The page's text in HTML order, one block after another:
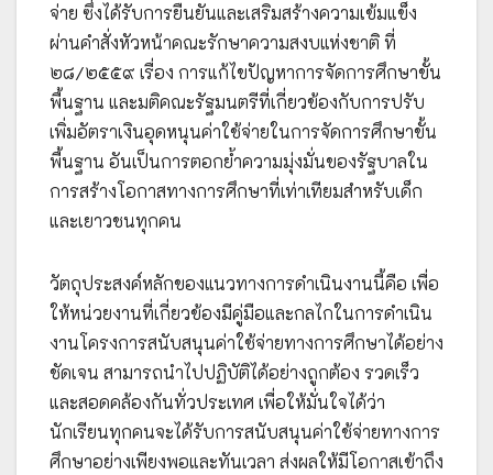
จ่าย ซึ่งได้รับการยืนยันและเสริมสร้างความเข้มแข็ง
ผ่านคำสั่งหัวหน้าคณะรักษาความสงบแห่งชาติ ที่
๒๘/๒๕๕๙ เรื่อง การแก้ไขปัญหาการจัดการศึกษาขั้น
พื้นฐาน และมติคณะรัฐมนตรีที่เกี่ยวข้องกับการปรับ
เพิ่มอัตราเงินอุดหนุนค่าใช้จ่ายในการจัดการศึกษาขั้น
พื้นฐาน อันเป็นการตอกย้ำความมุ่งมั่นของรัฐบาลใน
การสร้างโอกาสทางการศึกษาที่เท่าเทียมสำหรับเด็ก
และเยาวชนทุกคน
วัตถุประสงค์หลักของแนวทางการดำเนินงานนี้คือ เพื่อ
ให้หน่วยงานที่เกี่ยวข้องมีคู่มือและกลไกในการดำเนิน
งานโครงการสนับสนุนค่าใช้จ่ายทางการศึกษาได้อย่าง
ชัดเจน สามารถนำไปปฏิบัติได้อย่างถูกต้อง รวดเร็ว
และสอดคล้องกันทั่วประเทศ เพื่อให้มั่นใจได้ว่า
นักเรียนทุกคนจะได้รับการสนับสนุนค่าใช้จ่ายทางการ
ศึกษาอย่างเพียงพอและทันเวลา ส่งผลให้มีโอกาสเข้าถึง